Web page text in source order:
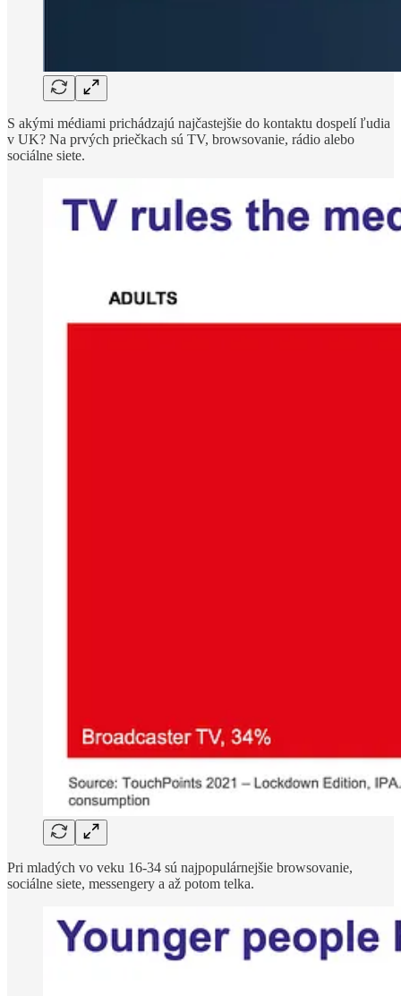
S akými médiami prichádzajú najčastejšie do kontaktu dospelí ľudia
v UK? Na prvých priečkach sú TV, browsovanie, rádio alebo
sociálne siete.
Pri mladých vo veku 16-34 sú najpopulárnejšie browsovanie,
sociálne siete, messengery a až potom telka.